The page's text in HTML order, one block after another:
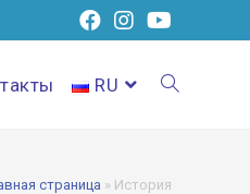
RU
страница » История